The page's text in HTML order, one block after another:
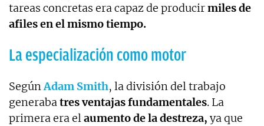
tareas concretas era capaz de producirmiles de
afiles en el mismo tiempo.
La especialización como motor
SegúnAdam Smith, la división del trabajo
generabatres ventajas fundamentales. La
primera era elaumento de la destreza, ya que